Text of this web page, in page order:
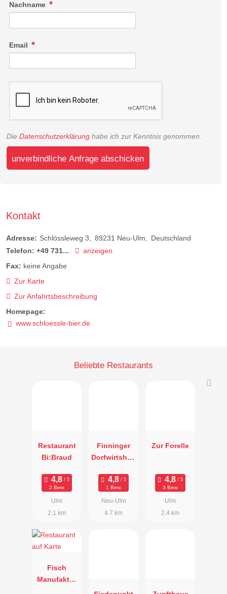
Nachname
Email
Die Datenschutzerklärung habe ich zur Kenntnis genommen.
unverbindliche Anfrage abschicken
Kontakt
Adresse: Schlössleweg 3 89231 Neu-Ulm
Deutschland
Telefon: +49 731...
anzeigen
Fax: keine Angabe
Zur Karte
Zur Anfahrtsbeschreibung
Homepage:
www.schloessle-bier.de
Beliebte Restaurants
Restaurant
Bi:Braud
2 Bew.
Ulm
2.1 km
Finninger
Dorfwirtshau
Kreuz"
1 Bew.
Neu-Ulm
4.7 km
Zur Forelle
3 Bew.
Ulm
2.4 km
Fisch
Manufaktur